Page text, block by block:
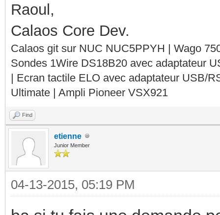
Raoul,
Calaos Core Dev.
Calaos git sur NUC NUC5PPYH | Wago
Sondes 1Wire DS18B20 avec adaptateur
| Ecran tactile ELO avec adaptateur USB/
Ultimate | Ampli Pioneer VSX921
Find
etienne
Junior Member
04-13-2015, 05:19 PM